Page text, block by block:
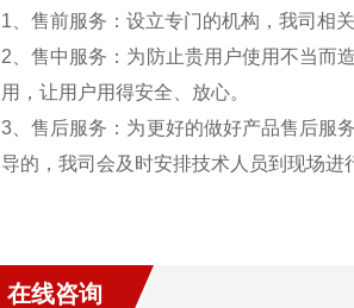
1、售前服务：设立专门的机构，我司相
2、售中服务：为防止贵用户使用不当而
用，让用户用得安全、放心。
3、售后服务：为更好的做好产品售后服
导的，我司会及时安排技术人员到现场进
在线咨询